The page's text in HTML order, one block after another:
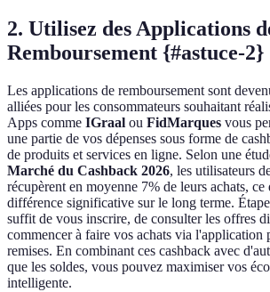
2. Utilisez des Applications
Remboursement {#astuce-2}
Les applications de remboursement sont
alliées pour les consommateurs souhaitant
Apps comme IGraal ou FidMarques vous
une partie de vos dépenses sous forme de
de produits et services en ligne. Selon une
Marché du Cashback 2026, les utilisateurs
récupèrent en moyenne 7% de leurs achats,
différence significative sur le long terme.
suffit de vous inscrire, de consulter les offres
commencer à faire vos achats via l'application
remises. En combinant ces cashback avec
que les soldes, vous pouvez maximiser vos
intelligente.